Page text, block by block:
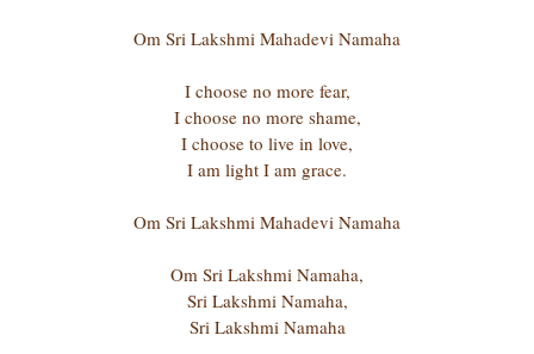
Om Sri Lakshmi Mahadevi Namaha
I choose no more fear,
I choose no more shame,
I choose to live in love,
I am light I am grace.
Om Sri Lakshmi Mahadevi Namaha
Om Sri Lakshmi Namaha,
Sri Lakshmi Namaha,
Sri Lakshmi Namaha